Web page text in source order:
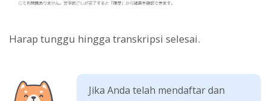
Harap tunggu hingga transkripsi selesai.
Jika Anda telah mendaftar dan